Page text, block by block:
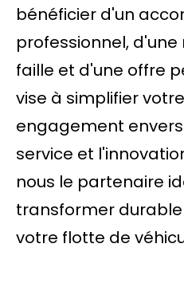
bénéficier d'un
professionnel,
faille et d'une offre
vise à simplifier
engagement
service et
nous le partenaire
transformer
votre flotte de